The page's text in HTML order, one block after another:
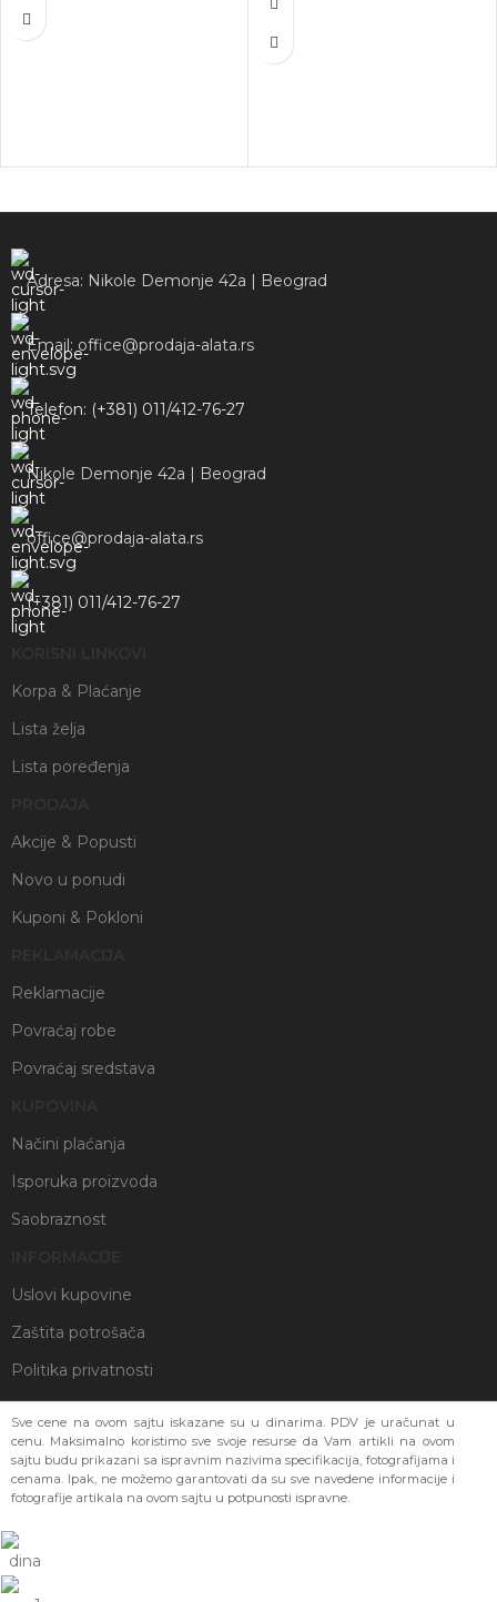
Adresa: Nikole Demonje 42a | Beograd
Email: office@prodaja-alata.rs
Telefon: (+381) 011/412-76-27
Nikole Demonje 42a | Beograd
office@prodaja-alata.rs
(+381) 011/412-76-27
Korpa & Plaćanje
Lista želja
Lista poređenja
Akcije & Popusti
Novo u ponudi
Kuponi & Pokloni
Reklamacije
Povraćaj robe
Povraćaj sredstava
Načini plaćanja
Isporuka proizvoda
Saobraznost
Uslovi kupovine
Zaštita potrošača
Politika privatnosti
Sve cene na ovom sajtu iskazane su u dinarima. PDV je uračunat u
cenu. Maksimalno koristimo sve svoje resurse da Vam artikli na ovom
sajtu budu prikazani sa ispravnim nazivima specifikacija, fotografijama i
cenama. Ipak, ne možemo garantovati da su sve navedene informacije i
fotografije artikala na ovom sajtu u potpunosti ispravne.